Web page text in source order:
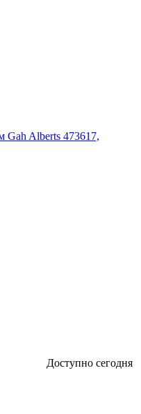
Gah Alberts 473617,
Доступно сегодня